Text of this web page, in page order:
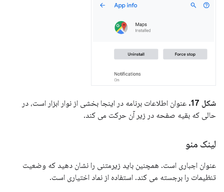
شکل 17.
عنوان اطلاعات برنامه در اینجا بخشی از نوار ابزار است، در
حالی که بقیه صفحه در زیر آن حرکت می کند.
لینک منو
عنوان اجباری است. همچنین باید زیرمتنی را نشان دهید که وضعیت
تنظیمات را برجسته می کند. استفاده از نماد اختیاری است.